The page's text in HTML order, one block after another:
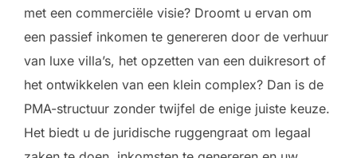
met een commerciële visie? Droomt u ervan om
een passief inkomen te genereren door de verhuur
van luxe villa’s, het opzetten van een duikresort of
het ontwikkelen van een klein complex? Dan is de
PMA-structuur zonder twijfel de enige juiste keuze.
Het biedt u de juridische ruggengraat om legaal